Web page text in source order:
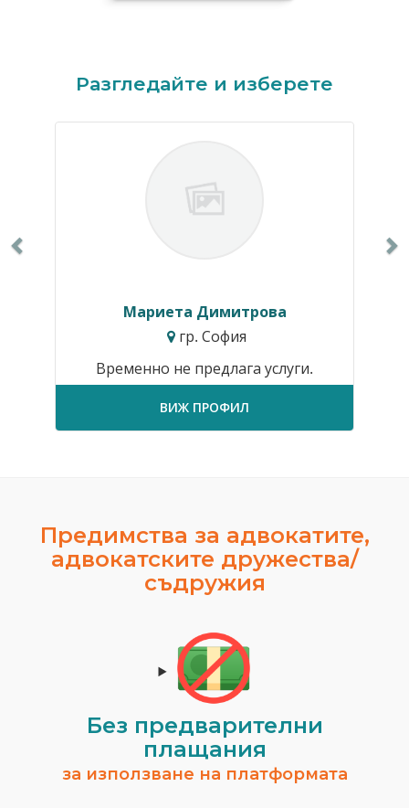
Разгледайте и изберете
Мариета Димитрова
гр. София
Временно не предлага услуги.
ВИЖ ПРОФИЛ
Предимства за адвокатите,
адвокатските дружества/
съдружия
Без предварителни
плащания
за използване на платформата